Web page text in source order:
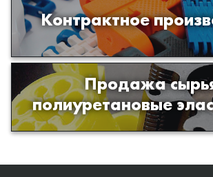
Контрактное
и полимеров по
чертежам
Продажа
полиуретановые
Продажа сырья для
изделий из